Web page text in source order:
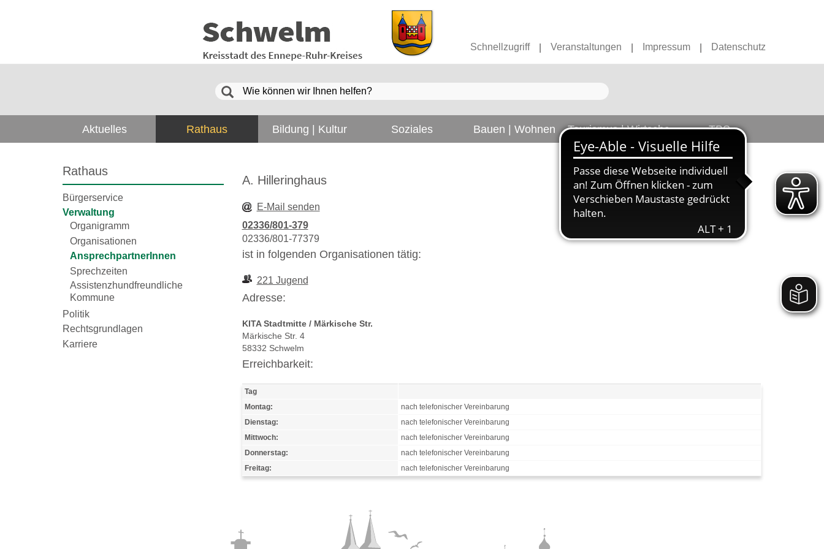
Schnellzugriff Veranstaltungen Impressum Datenschutz
Aktuelles Rathaus Bildung | Kultur Soziales Bauen | Wohnen Tourismus | Wirtschaft TBS
Rathaus
Bürgerservice
Verwaltung
Organigramm
Organisationen
AnsprechpartnerInnen
Sprechzeiten
Assistenzhundfreundliche
Kommune
Politik
Rechtsgrundlagen
Karriere
A. Hilleringhaus
E-Mail senden
02336/801-379
02336/801-77379
ist in folgenden Organisationen tätig:
221 Jugend
Adresse:
KITA Stadtmitte / Märkische Str.
Märkische Str. 4
58332 Schwelm
Erreichbarkeit:
Tag
Montag: nach telefonischer Vereinbarung
Dienstag: nach telefonischer Vereinbarung
Mittwoch: nach telefonischer Vereinbarung
Donnerstag: nach telefonischer Vereinbarung
Freitag: nach telefonischer Vereinbarung